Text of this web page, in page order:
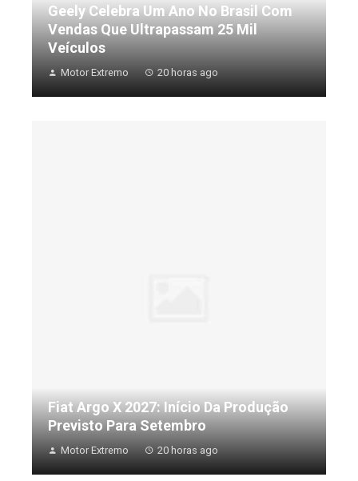
Geely Celebra Um Ano No Brasil Com
Vendas Que Ultrapassam 25 Mil
Veículos
Motor Extremo 20 horas ago
Fiat Argo X 2027: Início Da Produção
Previsto Para Setembro
Motor Extremo 20 horas ago